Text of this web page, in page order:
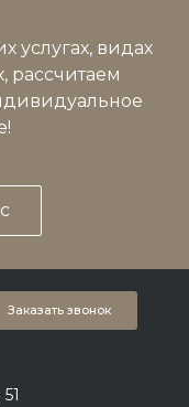
услугах, видах
рассчитаем
Заказать звонок